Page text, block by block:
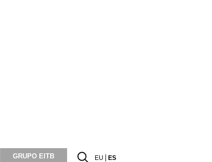
GRUPO EITB EU ES